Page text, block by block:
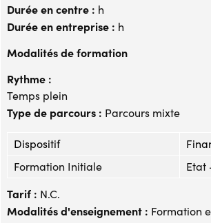
Durée en centre : h
Durée en entreprise : h
Modalités de formation
Rythme :
Temps plein
Type de parcours : Parcours mixte
Dispositif
Formation Initiale
Etat
Tarif : N.C.
Modalités d'enseignement : Formation